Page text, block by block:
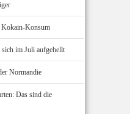
Kokain-Konsum
im Juli aufgehellt
Normandie
Das sind die